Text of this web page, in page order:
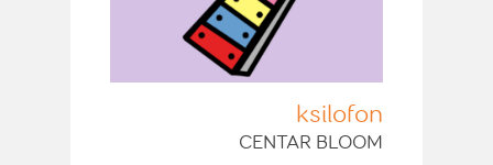
ksilofon
CENTAR BLOOM